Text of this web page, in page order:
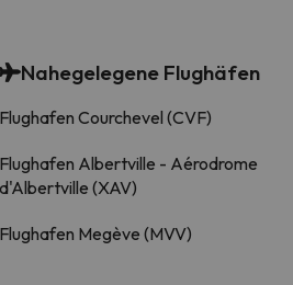
Nahegelegene Flughäfen
Flughafen Courchevel (CVF)
Flughafen Albertville - Aérodrome
d'Albertville (XAV)
Flughafen Megève (MVV)